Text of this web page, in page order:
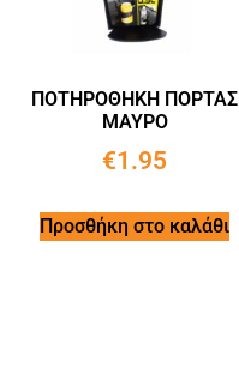
ΠΟΤΗΡΟΘΗΚΗ ΠΟΡΤΑΣ
ΜΑΥΡΟ
€1.95
Προσθήκη στο καλάθι